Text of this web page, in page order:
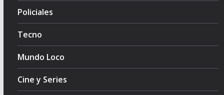
Policiales
Tecno
Mundo Loco
Cine y Series